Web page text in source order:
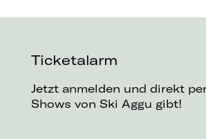
Ticketalarm
Jetzt anmelden und direkt
Shows von Ski Aggu gibt!